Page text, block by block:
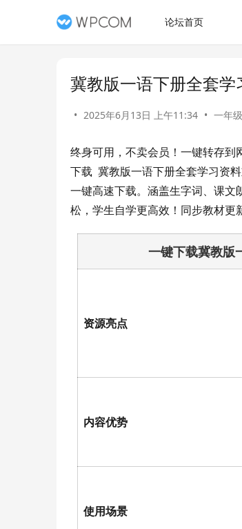
论坛首页
冀教版一语下册全套学
• 2025年6月13日 上午11:34 • 一年
终身可用，不卖会员！一键转存
下载  冀教版一语下册全套学习资
一键高速下载。涵盖生字词、课
松，学生自学更高效！同步教材更
一键下载冀教版
资源亮点
内容优势
使用场景